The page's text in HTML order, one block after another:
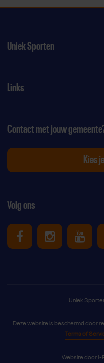
Uniek Sporten
Links
Volg ons
Uniek Sporten
Uniek
Contact met jouw
Kies
Uniek
Deze website is beschermd door
Terms of
Website door I-